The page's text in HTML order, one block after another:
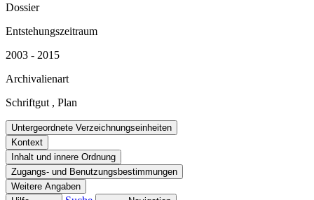
Dossier
Entstehungszeitraum
2003 - 2015
Archivalienart
Schriftgut , Plan
Untergeordnete Verzeichnungseinheiten
Kontext
Inhalt und innere Ordnung
Zugangs- und Benutzungsbestimmungen
Weitere Angaben